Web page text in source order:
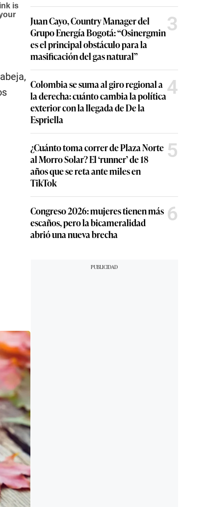
Juan Cayo, Country Manager del
Grupo Energía Bogotá: “Osinergmin
es el principal obstáculo para la
masificación del gas natural”
3
Colombia se suma al giro regional a
la derecha: cuánto cambia la política
exterior con la llegada de De la
Espriella
4
¿Cuánto toma correr de Plaza Norte
al Morro Solar? El ‘runner’ de 18
años que se reta ante miles en
TikTok
5
Congreso 2026: mujeres tienen más
escaños, pero la bicameralidad
abrió una nueva brecha
6